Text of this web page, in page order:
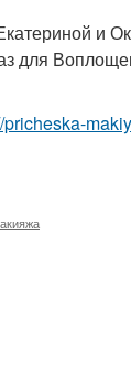
и
для
pricheska-